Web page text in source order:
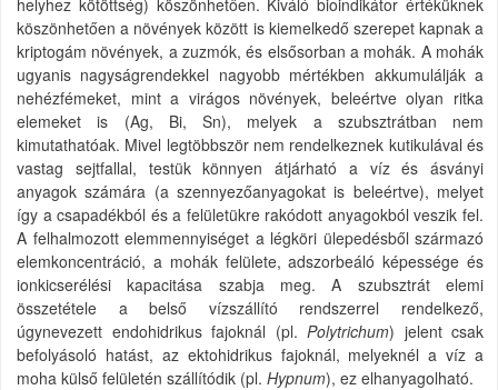
helyhez kötöttség) köszönhetően. Kiváló bioindikátor értéküknek
köszönhetően a növények között is kiemelkedő szerepet kapnak a
kriptogám növények, a zuzmók, és elsősorban a mohák. A mohák
ugyanis nagyságrendekkel nagyobb mértékben akkumulálják a
nehézfémeket, mint a virágos növények, beleértve olyan ritka
elemeket is (Ag, Bi, Sn), melyek a szubsztrátban nem
kimutathatóak. Mivel legtöbbször nem rendelkeznek kutikulával és
vastag sejtfallal, testük könnyen átjárható a víz és ásványi
anyagok számára (a szennyezőanyagokat is beleértve), melyet
így a csapadékból és a felületükre rakódott anyagokból veszik fel.
A felhalmozott elemmennyiséget a légköri ülepedésből származó
elemkoncentráció, a mohák felülete, adszorbeáló képessége és
ionkicserélési kapacitása szabja meg. A szubsztrát elemi
összetétele a belső vízszállító rendszerrel rendelkező,
úgynevezett endohidrikus fajoknál (pl. Polytrichum) jelent csak
befolyásoló hatást, az ektohidrikus fajoknál, melyeknél a víz a
moha külső felületén szállítódik (pl. Hypnum), ez elhanyagolható.